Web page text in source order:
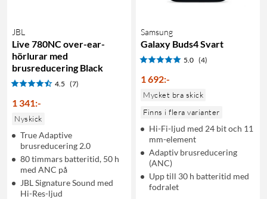
JBL
Live 780NC over-ear-
hörlurar med
brusreducering Black
4.5 (7)
1 341:-
Nyskick
True Adaptive
brusreducering 2.0
80 timmars batteritid, 50 h
med ANC på
JBL Signature Sound med
Hi-Res-ljud
Samsung
Galaxy Buds4 Svart
5.0 (4)
1 692:-
Mycket bra skick
Finns i flera varianter
Hi-Fi-ljud med 24 bit och 11
mm-element
Adaptiv brusreducering
(ANC)
Upp till 30 h batteritid med
fodralet